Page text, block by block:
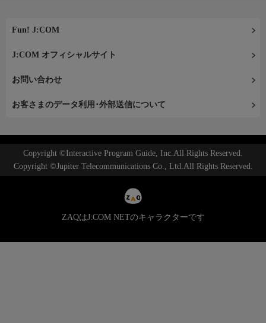
Fun! J:COM
J:COM オフィシャルサイト
お問い合わせ
お客さまのデータ利用･外部送信について
Copyright ©Interactive Program Guide, Inc.All Rights Reserved.
Copyright ©Jupiter Telecommunications Co., Ltd.All Rights Reserved.
ZAQはJ:COM NETのキャラクターです